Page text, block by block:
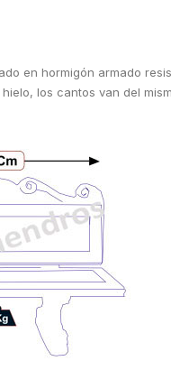
en hormigón armado
los cantos van del